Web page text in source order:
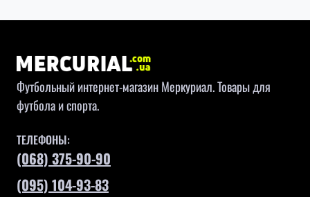
Футбольный интернет-магазин Меркуриал. Товары для
футбола и спорта.
ТЕЛЕФОНЫ:
(068) 375-90-90
(095) 104-93-83